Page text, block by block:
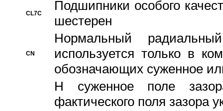
CL7C
Подшипники особого
шестерен
CN
Hормальный
используется только в
обозначающих суженное
H суженное поле
фактического поля зазора